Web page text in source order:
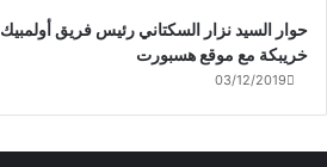
حوار السيد نزار السكتاني رئيس فريق أولمبيك
خريبكة مع موقع هسبورت
03/12/2019